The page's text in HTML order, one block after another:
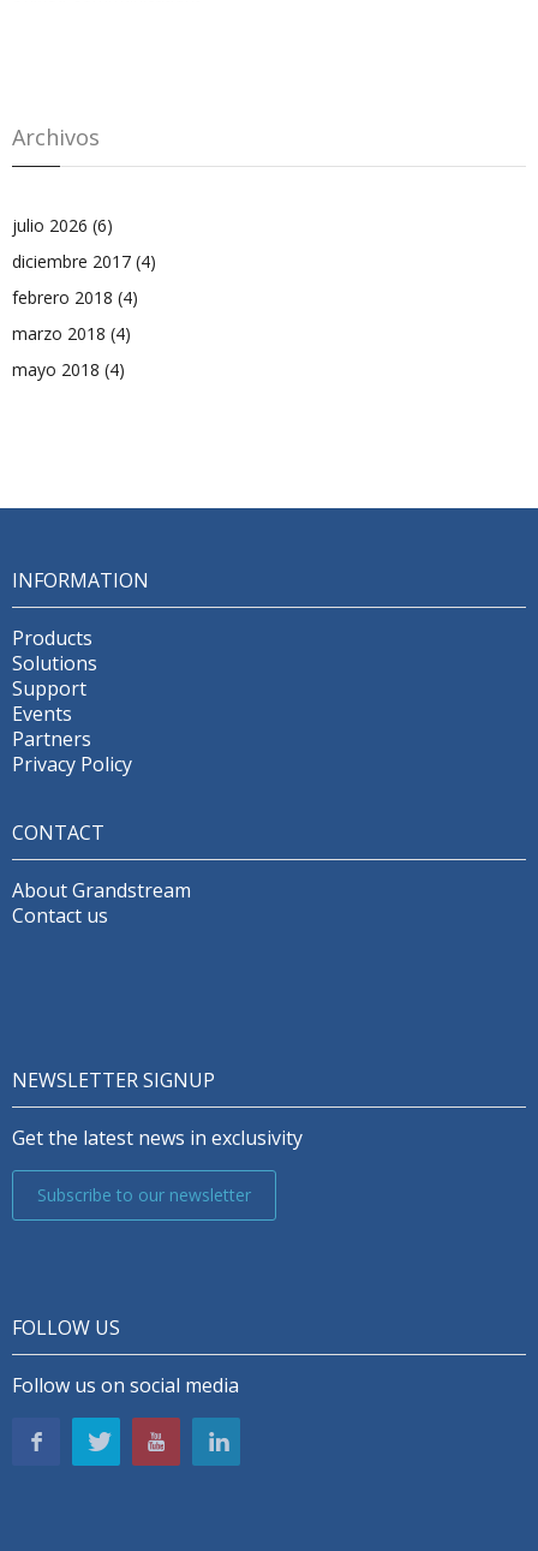
Archivos
julio 2026 (6)
diciembre 2017 (4)
febrero 2018 (4)
marzo 2018 (4)
mayo 2018 (4)
INFORMATION
Products
Solutions
Support
Events
Partners
Privacy Policy
CONTACT
About Grandstream
Contact us
NEWSLETTER SIGNUP
Get the latest news in exclusivity
Subscribe to our newsletter
FOLLOW US
Follow us on social media